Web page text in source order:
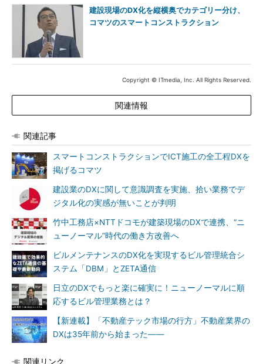
建設現場のDX化を縦横奥でカテゴリー分け、
コマツのスマートコンストラクション
Copyright © ITmedia, Inc. All Rights Reserved.
関連情報
関連記事
スマートコンストラクションでICT施工の全工程DXを
掲げるコマツ
建設業のDXに関して意識調査を実施、拾い業務でデ
ジタル化の実感が無いことが判明
竹中工務店×NTTドコモが建築現場のDXで連携、“ニ
ューノーマル”時代の働き方改善へ
ビルメンテナンスのDX化を実現するビル管理統合シ
ステム「DBM」とZETA通信
日立のDXでもっと楽に確実に！ニューノーマルに順
応するビル管理業務とは？
【新連載】「不動産テック市場の行方」不動産業界の
DXは35年前から始まった――
関連リンク